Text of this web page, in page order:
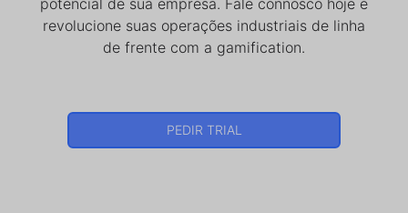
revolucione suas operações industriais de linha
de frente com a gamification.
PEDIR TRIAL